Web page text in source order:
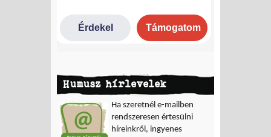
Humusz hírlevelek
Ha szeretnél e-mailben
rendszeresen értesülni
híreinkről, ingyenes